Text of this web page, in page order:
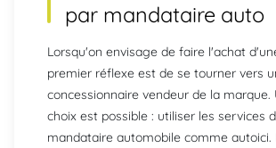
par mandataire auto
Lorsqu'on envisage de faire l'achat
premier réflexe est de se tourner vers
concessionnaire vendeur de la marque.
choix est possible : utiliser les services
mandataire automobile comme autoici.